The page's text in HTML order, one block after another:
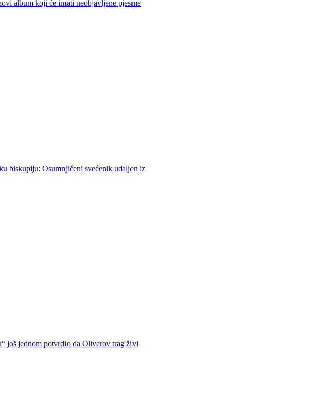
album koji će imati neobjavljene pjesme
biskupiju: Osumnjičeni svećenik udaljen iz
još jednom potvrdio da Oliverov trag živi